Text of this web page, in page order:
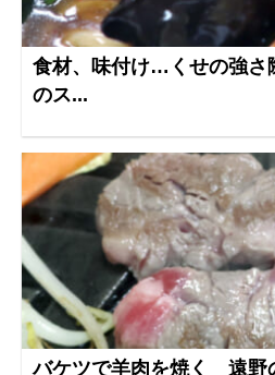
食材、味付け…くせの強
のス...
バケツで羊肉を焼く 遠野